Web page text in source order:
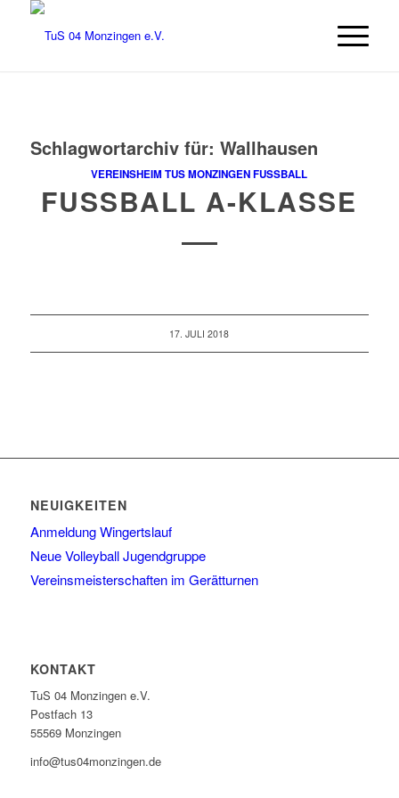
Schlagwortarchiv für: Wallhausen
VEREINSHEIM TUS MONZINGEN FUSSBALL
FUSSBALL A-KLASSE
17. JULI 2018
NEUIGKEITEN
Anmeldung Wingertslauf
Neue Volleyball Jugendgruppe
Vereinsmeisterschaften im Gerätturnen
KONTAKT
TuS 04 Monzingen e.V.
Postfach 13
55569 Monzingen
info@tus04monzingen.de